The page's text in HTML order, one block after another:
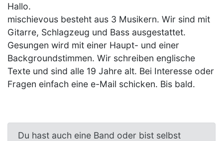
Hallo.
mischievous besteht aus 3 Musikern. Wir sind mit
Gitarre, Schlagzeug und Bass ausgestattet.
Gesungen wird mit einer Haupt- und einer
Backgroundstimmen. Wir schreiben englische
Texte und sind alle 19 Jahre alt. Bei Interesse oder
Fragen einfach eine e-Mail schicken. Bis bald.
Du hast auch eine Band oder bist selbst